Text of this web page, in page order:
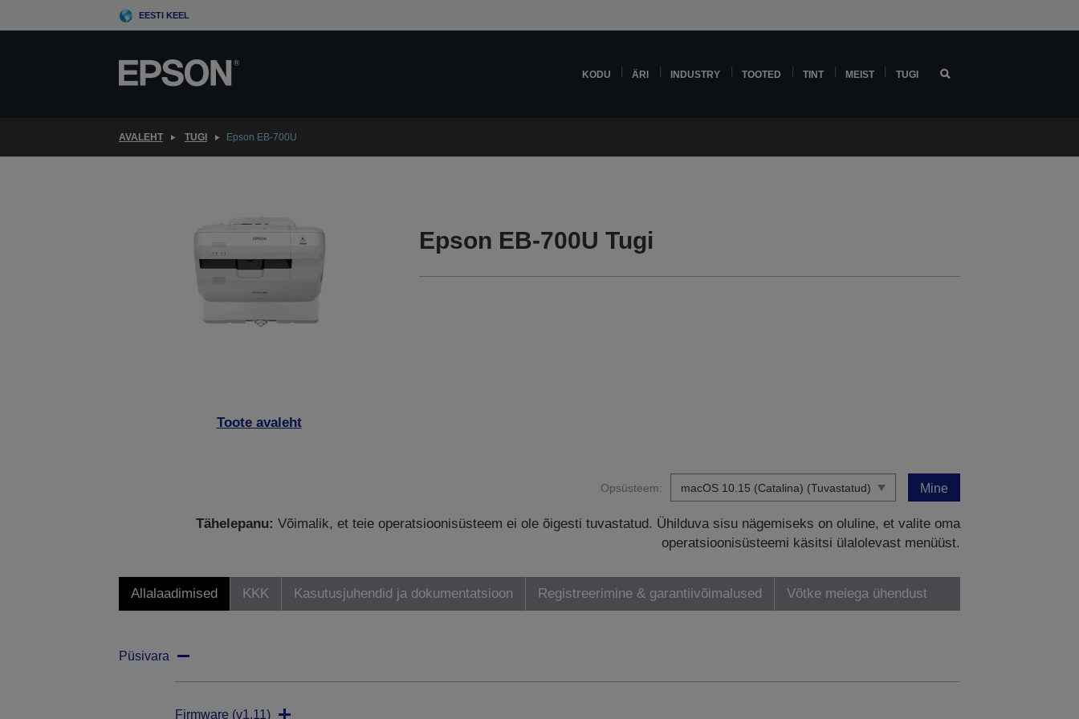
to
EESTI KEEL
KODU ÄRI INDUSTRY TOOTED TINT MEIST TUGI
AVALEHT TUGI Epson EB-700U
Toote avaleht
Epson EB-700U Tugi
Opsüsteem: Mine
Tähelepanu: Võimalik, et teie operatsioonisüsteem ei ole õigesti tuvastatud. Ühilduva sisu nägemiseks on oluline, et valite oma
operatsioonisüsteemi käsitsi ülalolevast menüüst.
Allalaadimised KKK Kasutusjuhendid ja dokumentatsioon Registreerimine & garantiivõimalused Võtke meiega ühendust
Püsivara
Firmware (v1.11)